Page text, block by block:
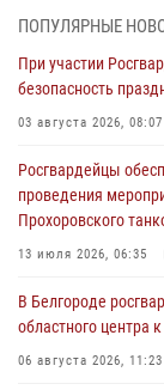
Подвиги
экспозиции
06 августа 2026, 12:05
В Белгороде
областного центра
Росгвардия
83-й годовщины
ПОПУЛЯРНЫЕ
При участии
безопасность
03 августа 2026, 08:07
Росгвардейцы
проведения
Прохоровского
13 июля 2026, 06:35
В Белгороде
областного центра
06 августа 2026, 11:23